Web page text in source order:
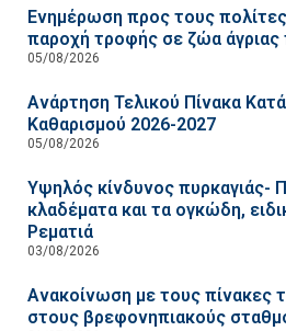
Ενημέρωση προς τους
παροχή τροφής σε ζώα άγριας
05/08/2026
Ανάρτηση Τελικού Πίνακα
Καθαρισμού 2026-2027
05/08/2026
Υψηλός κίνδυνος πυρκαγιάς-
κλαδέματα και τα ογκώδη,
Ρεματιά
03/08/2026
Ανακοίνωση με τους πίνακες
στους βρεφονηπιακούς